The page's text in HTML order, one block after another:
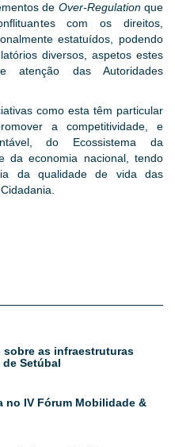
de Over-Regulationque
com os direitos,
estatuídos, podendo
diversos, aspetos estes
atenção das Autoridades
como esta têm particular
a competitividade, e
do Ecossistema da
da economia nacional, tendo
da qualidade de vida das
sobre as infraestruturas
Setúbal
no IV Fórum Mobilidade &